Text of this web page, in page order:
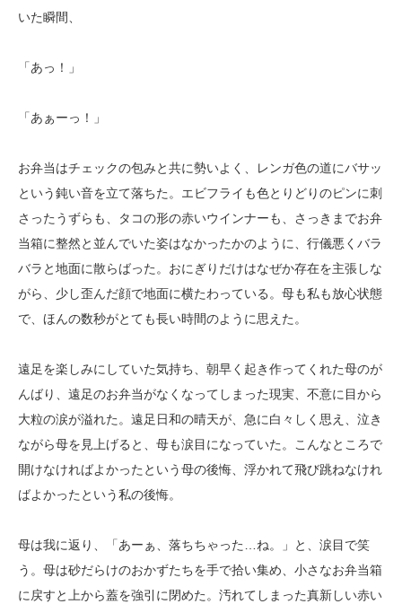
いた瞬間、
「あっ！」
「あぁーっ！」
お弁当はチェックの包みと共に勢いよく、レンガ色の道にバサッ
という鈍い音を立て落ちた。エビフライも色とりどりのピンに刺
さったうずらも、タコの形の赤いウインナーも、さっきまでお弁
当箱に整然と並んでいた姿はなかったかのように、行儀悪くバラ
バラと地面に散らばった。おにぎりだけはなぜか存在を主張しな
がら、少し歪んだ顔で地面に横たわっている。母も私も放心状態
で、ほんの数秒がとても長い時間のように思えた。
遠足を楽しみにしていた気持ち、朝早く起き作ってくれた母のが
んばり、遠足のお弁当がなくなってしまった現実、不意に目から
大粒の涙が溢れた。遠足日和の晴天が、急に白々しく思え、泣き
ながら母を見上げると、母も涙目になっていた。こんなところで
開けなければよかったという母の後悔、浮かれて飛び跳ねなけれ
ばよかったという私の後悔。
母は我に返り、「あーぁ、落ちちゃった…ね。」と、涙目で笑
う。母は砂だらけのおかずたちを手で拾い集め、小さなお弁当箱
に戻すと上から蓋を強引に閉めた。汚れてしまった真新しい赤い